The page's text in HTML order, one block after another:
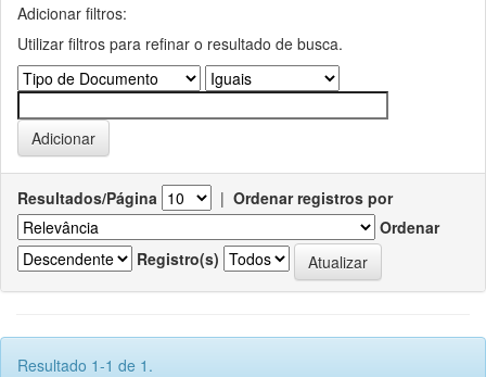
Adicionar filtros:
Utilizar filtros para refinar o resultado de busca.
Resultados/Página | Ordenar registros por
Ordenar
Registro(s)
Resultado 1-1 de 1.